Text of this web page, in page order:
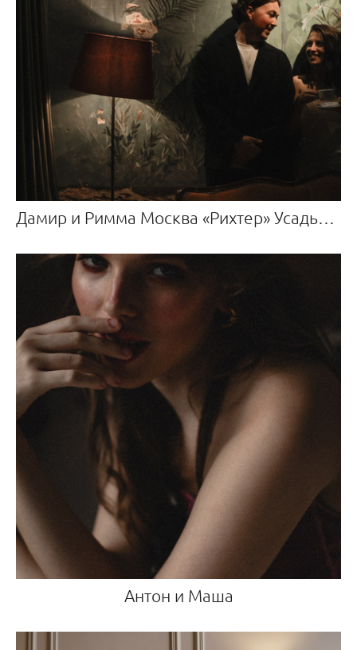
Дамир и Римма Москва «Рихтер» Усадьба Roden Manor
Антон и Маша